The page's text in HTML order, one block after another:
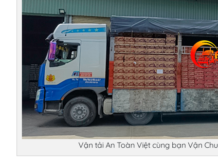
Vận tải An Toàn Việt cùng bạn Vận